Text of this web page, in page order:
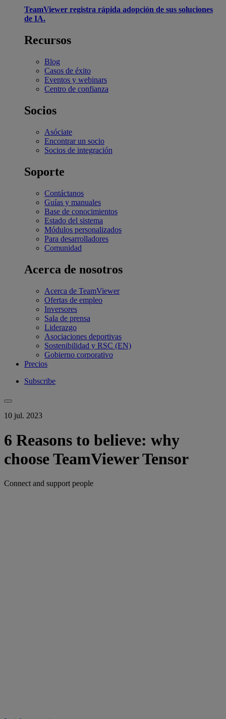
TeamViewer registra rápida adopción de sus soluciones
de IA.
Recursos
Blog
Casos de éxito
Eventos y webinars
Centro de confianza
Socios
Asóciate
Encontrar un socio
Socios de integración
Soporte
Contáctanos
Guías y manuales
Base de conocimientos
Estado del sistema
Módulos personalizados
Para desarrolladores
Comunidad
Acerca de nosotros
Acerca de TeamViewer
Ofertas de empleo
Inversores
Sala de prensa
Liderazgo
Asociaciones deportivas
Sostenibilidad y RSC (EN)
Gobierno corporativo
Precios
Subscribe
10 jul. 2023
6 Reasons to believe: why
choose TeamViewer Tensor
Connect and support people